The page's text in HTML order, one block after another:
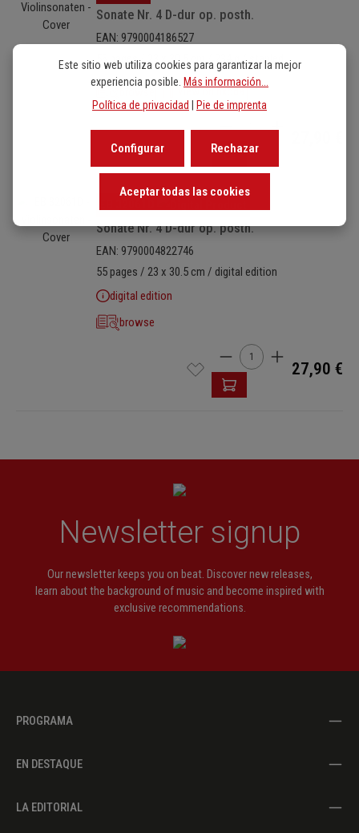
Sonate Nr. 4 D-dur op. posth.
EAN: 9790004186527
56 pages / 23 x 30.5 cm / 234 g / stapled
browse View on nkoda
Sonate Nr. 4 D-dur op. posth.
EAN: 9790004822746
55 pages / 23 x 30.5 cm / digital edition
digital edition
browse
Cantidad del producto:
27,90 €
Newsletter signup
Our newsletter keeps you on beat. Discover new releases,
learn about the background of music and become inspired with
exclusive recommendations.
PROGRAMA
EN DESTAQUE
LA EDITORIAL
Este sitio web utiliza cookies para garantizar la mejor
experiencia posible. Más información...
Política de privacidad | Pie de imprenta
Rechazar
Configurar
Aceptar todas las cookies